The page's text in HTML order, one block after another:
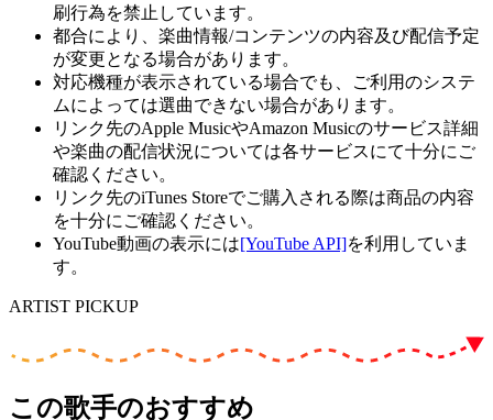
刷行為を禁止しています。
都合により、楽曲情報/コンテンツの内容及び配信予定
が変更となる場合があります。
対応機種が表示されている場合でも、ご利用のシステ
ムによっては選曲できない場合があります。
リンク先のApple MusicやAmazon Musicのサービス詳細
や楽曲の配信状況については各サービスにて十分にご
確認ください。
リンク先のiTunes Storeでご購入される際は商品の内容
を十分にご確認ください。
YouTube動画の表示には[YouTube API]を利用していま
す。
ARTIST PICKUP
この歌手のおすすめ